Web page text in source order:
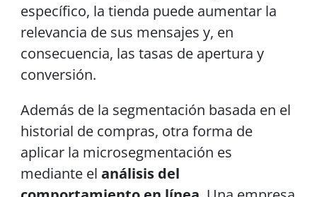
específico, la tienda puede aumentar la
relevancia de sus mensajes y, en
consecuencia, las tasas de apertura y
conversión.
Además de la segmentación basada en el
historial de compras, otra forma de
aplicar la microsegmentación es
mediante elanálisis del